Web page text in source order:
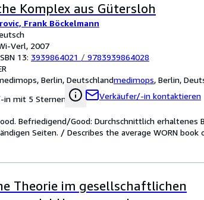
Komplex aus Gütersloh
Frank Böckelmann
Verl, 2007
13: 3939864021 / 9783939864028
Berlin, Deutschlandmedimops, Berlin,
in mit 5 Sternen
Verkäufer/-in kontaktieren
Befriedigend/Good: Durchschnittlich erhaltenes
Seiten. / Describes the average WORN
Theorie im gesellschaftlichen